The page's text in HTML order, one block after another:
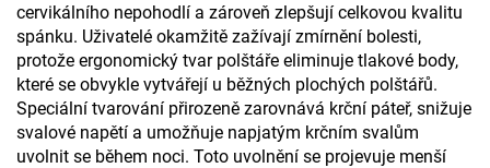
cervikálního nepohodlí a zároveň zlepšují celkovou kvalitu
spánku. Uživatelé okamžitě zažívají zmírnění bolesti,
protože ergonomický tvar polštáře eliminuje tlakové body,
které se obvykle vytvářejí u běžných plochých polštářů.
Speciální tvarování přirozeně zarovnává krční páteř, snižuje
svalové napětí a umožňuje napjatým krčním svalům
uvolnit se během noci. Toto uvolnění se projevuje menší